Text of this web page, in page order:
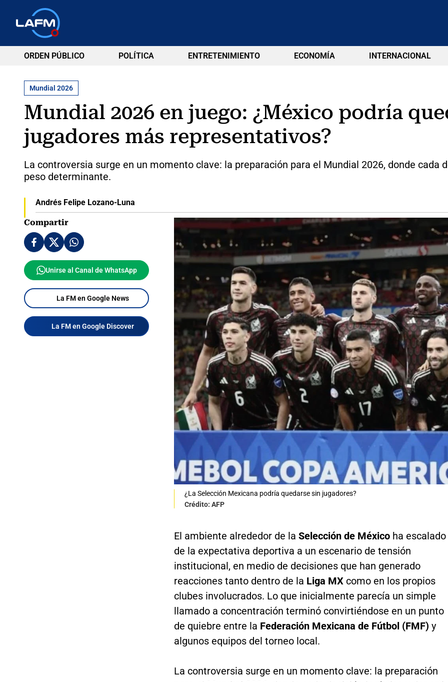
ORDEN PÚBLICO POLÍTICA ENTRETENIMIENTO ECONOMÍA INTERNACIONAL
Mundial 2026
Mundial 2026 en juego: ¿México podría
jugadores más representativos?
La controversia surge en un momento clave: la preparación para el Mundial 2026, donde cada
peso determinante.
Andrés Felipe Lozano-Luna
Compartir
Unirse al Canal de WhatsApp
La FM en Google News
La FM en Google Discover
¿La Selección Mexicana podría quedarse sin jugadores?
Crédito: AFP
El ambiente alrededor de la Selección de Méxicoha escalado
de la expectativa deportiva a un escenario de tensión
institucional, en medio de decisiones que han generado
reacciones tanto dentro de la Liga MXcomo en los propios
clubes involucrados. Lo que inicialmente parecía un simple
llamado a concentración terminó convirtiéndose en un punto
de quiebre entre la Federación Mexicana de Fútbol (FMF) y
algunos equipos del torneo local.
La controversia surge en un momento clave: la preparación